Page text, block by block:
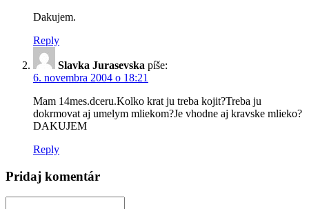
Dakujem.
Reply
Slavka Jurasevska píše:
6. novembra 2004 o 18:21
Mam 14mes.dceru.Kolko krat ju treba kojit?Treba ju
dokrmovat aj umelym mliekom?Je vhodne aj kravske mlieko?
DAKUJEM
Reply
Pridaj komentár